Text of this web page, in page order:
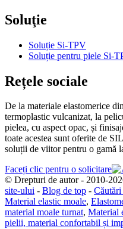
Soluţie
Soluție Si-TPV
Soluție pentru piele Si-
Rețele sociale
De la materiale elastomerice
termoplastic vulcanizat, la
pielea, cu aspect opac, și
toate acestea sunt oferite de
soluții de viitor pentru o gamă
Faceți clic pentru o solicitare
© Drepturi de autor - 2010-
site-ului - Blog de top -
Material elastic moale,
material moale turnat, Material
pielii, material confortabil și